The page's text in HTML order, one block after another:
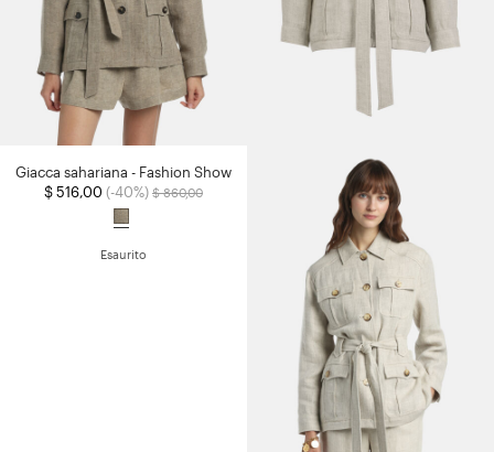
Giacca sahariana - Fashion Show
$ 516,00 (-40%) Prezzo ridotto da
$ 860,00a
Esaurito